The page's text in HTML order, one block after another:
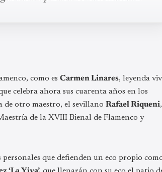
como es Carmen Linares, leyenda
celebra ahora sus cuarenta años en los
de otro maestro, el sevillano Rafael Riqueni,
de la XVIII Bienal de Flamenco y
que defienden un eco propio